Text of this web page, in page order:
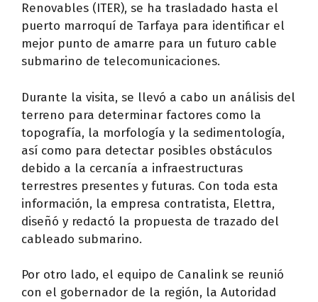
Renovables (ITER), se ha trasladado hasta el
puerto marroquí de Tarfaya para identificar el
mejor punto de amarre para un futuro cable
submarino de telecomunicaciones.
Durante la visita, se llevó a cabo un análisis del
terreno para determinar factores como la
topografía, la morfología y la sedimentología,
así como para detectar posibles obstáculos
debido a la cercanía a infraestructuras
terrestres presentes y futuras. Con toda esta
información, la empresa contratista, Elettra,
diseñó y redactó la propuesta de trazado del
cableado submarino.
Por otro lado, el equipo de Canalink se reunió
con el gobernador de la región, la Autoridad